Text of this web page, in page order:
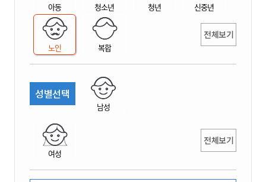
아동 청소년 청년 신중년
노인 복합
전체보기
성별선택
남성
여성
전체보기